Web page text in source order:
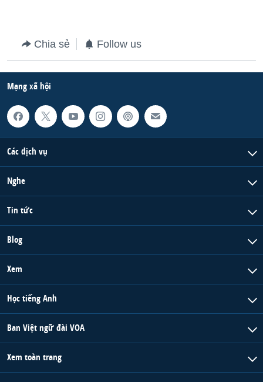
THƯỢNG ĐỈNH TRUMP-KIM TẠI VIỆT NAM
NGƯ DÂN VIỆT VÀ LÀN SÓNG TRỘM HẢI SÂM
BÊN KIA QUỐC LỘ: TIẾNG VỌNG TỪ NÔNG THÔN MỸ
Chia sẻ Follow us
Mạng xã hội
Các dịch vụ
Nghe
Tin tức
Blog
Xem
Học tiếng Anh
Ban Việt ngữ đài VOA
Xem toàn trang